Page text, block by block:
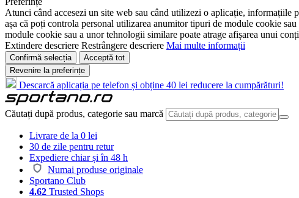
Atunci când accesezi un site web sau când utilizezi o aplicație,
așa că poți controla personal utilizarea anumitor tipuri de module cookie
module cookie sau a unor tehnologii similare poate atrage afișarea unui
Extindere descriere Restrângere descriere Mai multe informații
Confirmă selecția
Acceptă tot
Revenire la preferințe
Descarcă aplicația pe telefon și obține 40 lei reducere la cumpărături!
Căutați după produs, categorie sau marcă
Livrare de la 0 lei
30 de zile pentru retur
Expediere chiar și în 48 h
Numai produse originale
Sportano Club
4.62 Trusted Shops